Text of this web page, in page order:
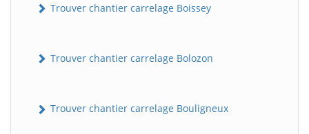
Trouver chantier carrelage Boissey
Trouver chantier carrelage Bolozon
Trouver chantier carrelage Bouligneux